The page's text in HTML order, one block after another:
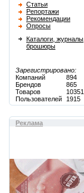
Статьи
Репортажи
Рекомендации
Опросы
Каталоги, журналы,
брошюры
Зарегистрировано:
Компаний
894
Брендов
865
Товаров
10351
Пользователей
1915
Реклама